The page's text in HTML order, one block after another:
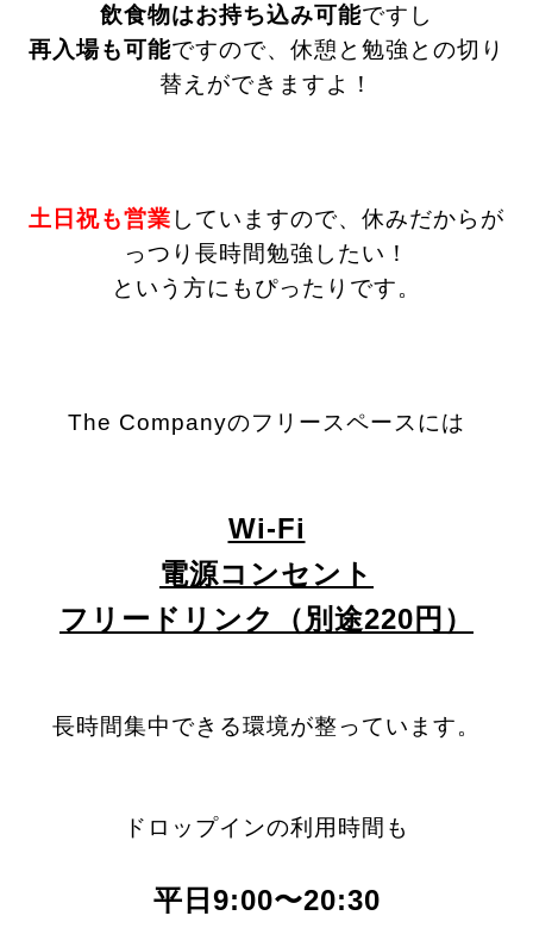
飲食物はお持ち込み可能ですし
再入場も可能ですので、休憩と勉強との切り
替えができますよ！
土日祝も営業 していますので、休みだからが
っつり長時間勉強したい！
という方にもぴったりです。
The Companyのフリースペースには
Wi-Fi
電源コンセント
フリードリンク（別途220円）
長時間集中できる環境が整っています。
ドロップインの利用時間も
平日9:00〜20:30